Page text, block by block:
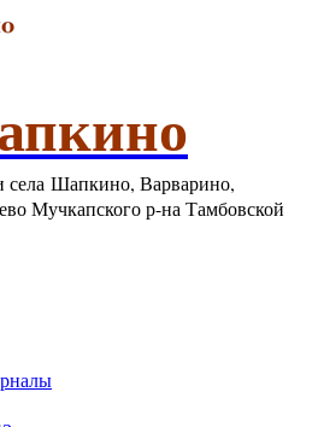
села Шапкино, Варварино,
Мучкапского р-на Тамбовской